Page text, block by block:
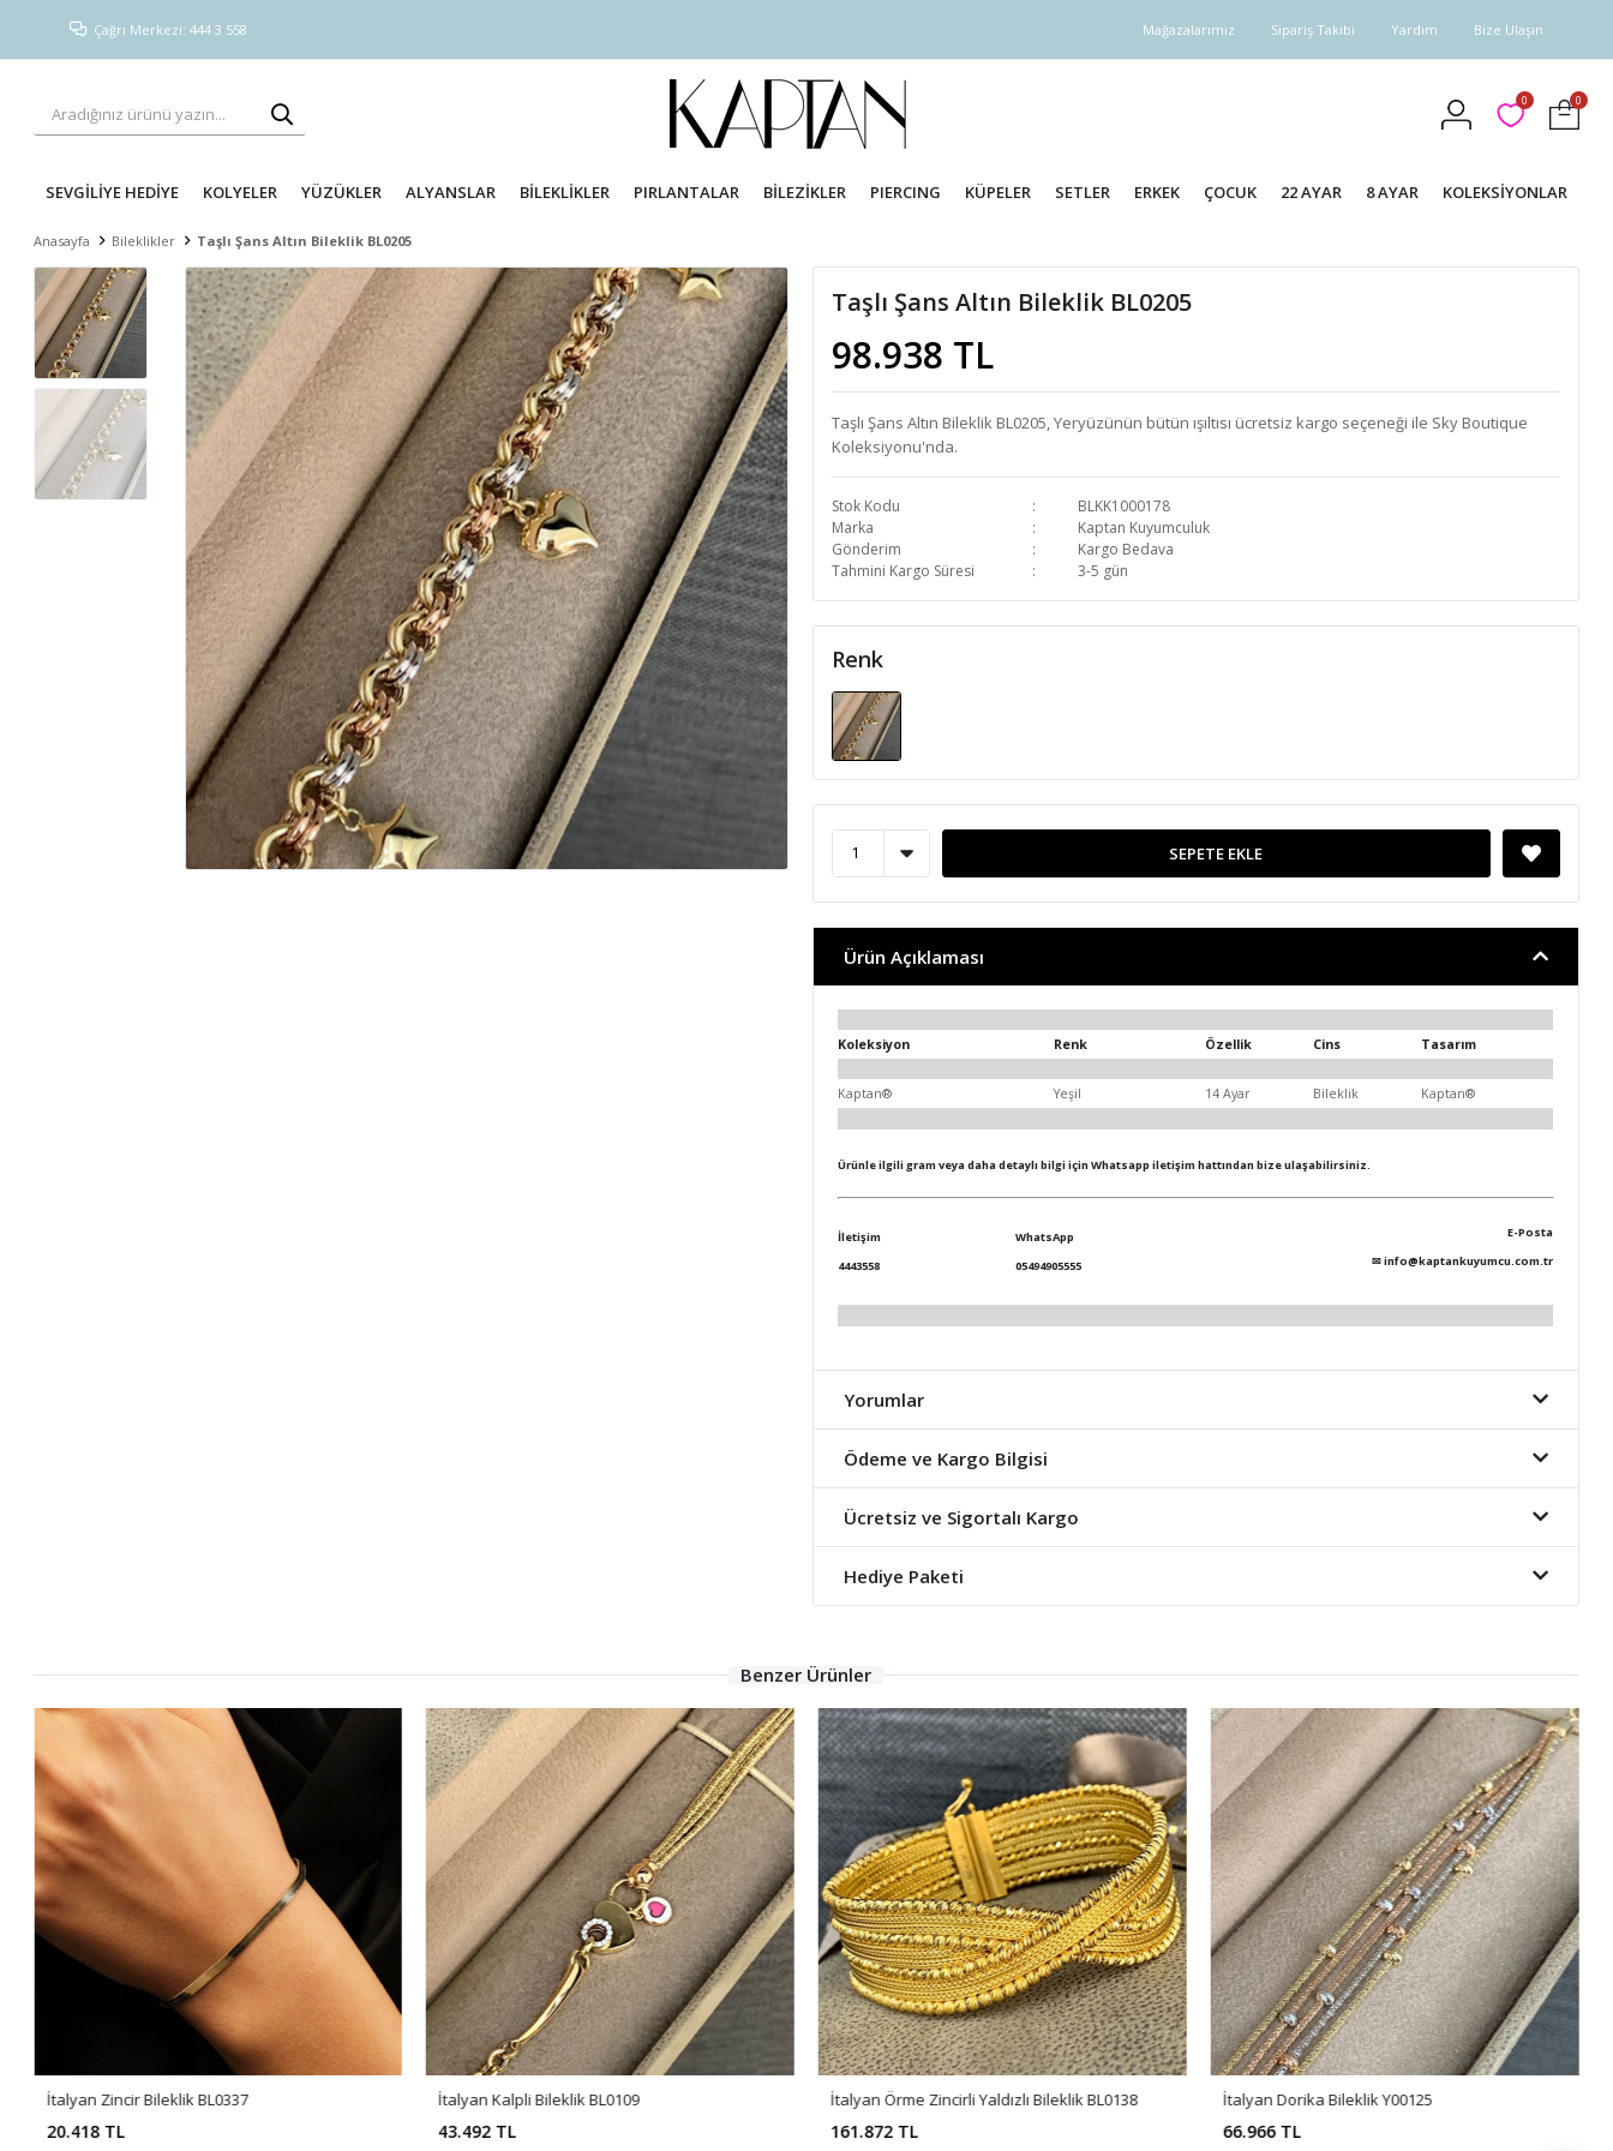
Çağrı Merkezi: 444 3 558 Mağazalarımız Sipariş Takibi Yardım Bize Ulaşın
0 0
SEVGİLİYE HEDİYE KOLYELER YÜZÜKLER ALYANSLAR BİLEKLİKLER PIRLANTALAR BİLEZİKLER PIERCING KÜPELER SETLER ERKEK ÇOCUK 22 AYAR 8 AYAR KOLEKSİYONLAR
Anasayfa Bileklikler Taşlı Şans Altın Bileklik BL0205
Taşlı Şans Altın Bileklik BL0205
98.938 TL
Taşlı Şans Altın Bileklik BL0205, Yeryüzünün bütün ışıltısı ücretsiz kargo seçeneği ile Sky Boutique
Koleksiyonu'nda.
Stok Kodu
BLKK1000178
Marka
Kaptan Kuyumculuk
Gönderim
Kargo Bedava
Tahmini Kargo Süresi
3-5 gün
Renk
SEPETE EKLE
Ürün Açıklaması
Koleksiyon Renk Özellik Cins Tasarım
Kaptan® Yeşil 14 Ayar Bileklik Kaptan®
Ürünle ilgili gram veya daha detaylı bilgi için Whatsapp iletişim hattından bize ulaşabilirsiniz.
İletişim
4443558
WhatsApp
05494905555
E-Posta
✉info@kaptankuyumcu.com.tr
Yorumlar
Ödeme ve Kargo Bilgisi
Ücretsiz ve Sigortalı Kargo
Hediye Paketi
Benzer Ürünler
İtalyan Zincir Bileklik BL0337
20.418 TL
İtalyan Kalpli Bileklik BL0109
43.492 TL
İtalyan Örme Zincirli Yaldızlı Bileklik BL0138
161.872 TL
İtalyan Dorika Bileklik Y00125
66.966 TL